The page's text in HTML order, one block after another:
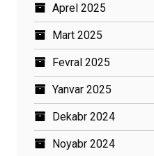
Aprel 2025
Mart 2025
Fevral 2025
Yanvar 2025
Dekabr 2024
Noyabr 2024